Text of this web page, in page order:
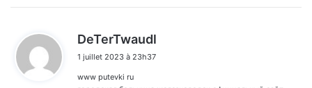
DeTerTwaudl
1 juillet 2023 à 23h37
www putevki ru